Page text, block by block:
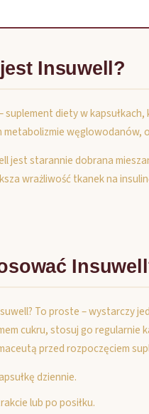
Insuwell?
suplement diety w
metabolizmie
jest starannie dobrana
wrażliwość tkanek na
To proste – wystarczy
cukru, stosuj go regularnie
przed rozpoczęciem
dziennie.
lub po posiłku.